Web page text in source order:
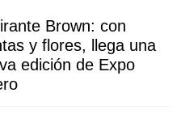
Brown: con
y flores, llega una
edición de Expo